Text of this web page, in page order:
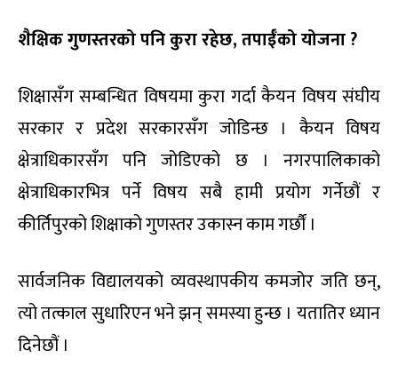
शैक्षिक गुणस्तरको पनि कुरा रहेछ, तपाईँको योजना ?
शिक्षासँग सम्बन्धित विषयमा कुरा गर्दा कैयन विषय संघीय
सरकार र प्रदेश सरकारसँग जोडिन्छ । कैयन विषय
क्षेत्राधिकारसँग पनि जोडिएको छ । नगरपालिकाको
क्षेत्राधिकारभित्र पर्ने विषय सबै हामी प्रयोग गर्नेछौं र
कीर्तिपुरको शिक्षाको गुणस्तर उकास्न काम गर्छौं ।
सार्वजनिक विद्यालयको व्यवस्थापकीय कमजोर जति छन्,
त्यो तत्काल सुधारिएन भने झन् समस्या हुन्छ । यतातिर ध्यान
दिनेछौं ।